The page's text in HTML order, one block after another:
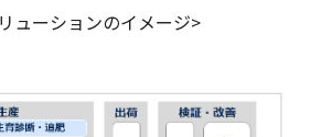
ューションのイメージ>